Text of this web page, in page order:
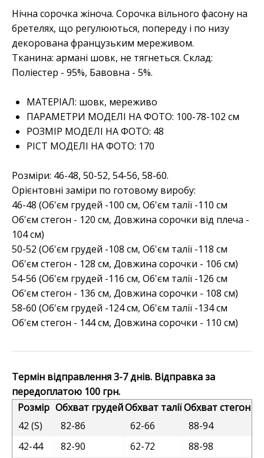
Нічна сорочка жіноча. Сорочка вільного фасону на
бретелях, що регулюються, попереду і по низу
декорована французьким мереживом.
Тканина: армані шовк, не тягнеться. Склад:
Поліестер - 95%, Бавовна - 5%.
МАТЕРІАЛ: шовк, мереживо
ПАРАМЕТРИ МОДЕЛІ НА ФОТО: 100-78-102 см
РОЗМІР МОДЕЛІ НА ФОТО: 48
РІСТ МОДЕЛІ НА ФОТО: 170
Розміри: 46-48, 50-52, 54-56, 58-60.
Орієнтовні заміри по готовому виробу:
46-48 (Об'єм грудей -100 см, Об'єм талії -110 см
Об'єм стегон - 120 см, Довжина сорочки від плеча -
104 см)
50-52 (Об'єм грудей -108 см, Об'єм талії -118 см
Об'єм стегон - 128 см, Довжина сорочки - 106 см)
54-56 (Об'єм грудей -116 см, Об'єм талії -126 см
Об'єм стегон - 136 см, Довжина сорочки - 108 см)
58-60 (Об'єм грудей -124 см, Об'єм талії -134 см
Об'єм стегон - 144 см, Довжина сорочки - 110 см)
Термін відправлення 3-7 днів. Відправка за
передоплатою 100 грн.
Розмір Обхват грудейОбхват талії Обхват стегон
42 (S)
82-86 62-66
88-94
42-44
82-90 62-72
88-98